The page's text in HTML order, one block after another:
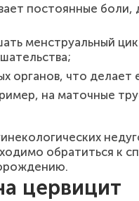
постоянные
менструальный
органов, что
на маточные
обратиться к
цервицит